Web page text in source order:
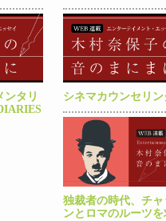
ンタリ
シネマカウンセリン
独裁者の時代、チャ
ンとロマのルーツを